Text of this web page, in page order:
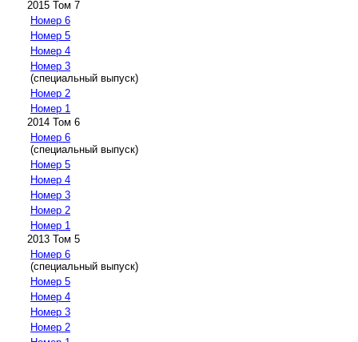
2015 Том 7
Номер 6
Номер 5
Номер 4
Номер 3
(специальный выпуск)
Номер 2
Номер 1
2014 Том 6
Номер 6
(специальный выпуск)
Номер 5
Номер 4
Номер 3
Номер 2
Номер 1
2013 Том 5
Номер 6
(специальный выпуск)
Номер 5
Номер 4
Номер 3
Номер 2